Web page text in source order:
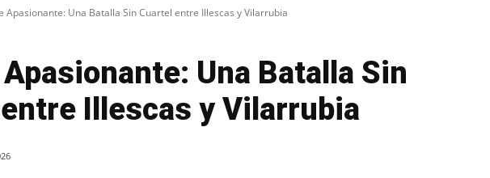
Apasionante: Una Batalla Sin Cuartel entre Illescas y Vilarrubia
Una Batalla Sin
Illescas y Vilarrubia